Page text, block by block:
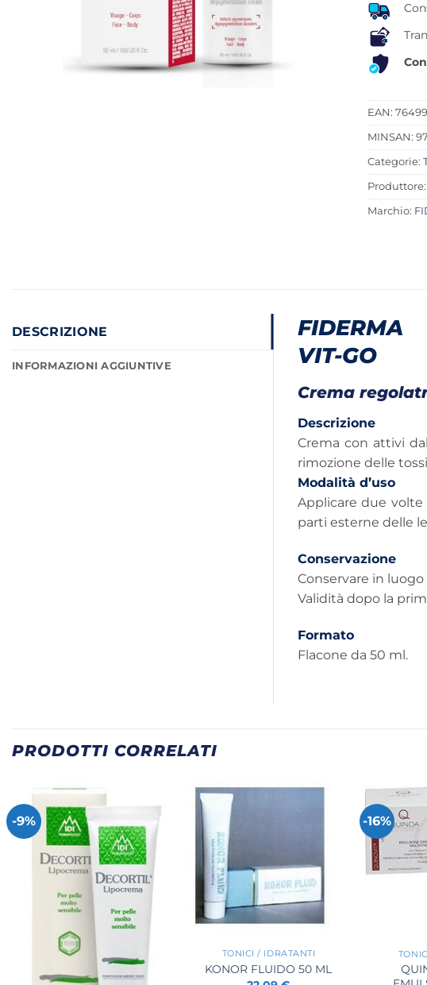
EAN:
MINSAN:
Categorie:
Produttore:
Marchio:
DESCRIZIONE
INFORMAZIONI AGGIUNTIVE
FIDERMA
VIT-GO
Crema
Descrizione
Crema con attivi
rimozione delle
Modalità d’uso
Applicare due
parti esterne delle
Conservazione
Conservare in
Validità dopo la
Formato
Flacone da 50 ml.
PRODOTTI CORRELATI
-9%
+
TONICI / IDRATANTI
KONOR FLUIDO 50 ML
-16%